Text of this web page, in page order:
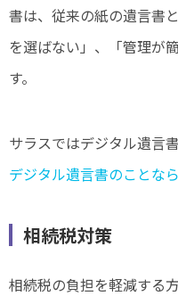
書は、従来の紙の遺言書
を選ばない」、「管理が
す。
サラスではデジタル遺言
デジタル遺言書のことな
相続税対策
相続税の負担を軽減する